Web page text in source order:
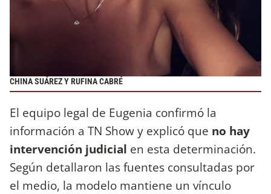
CHINA SUÁREZ Y RUFINA CABRÉ
El equipo legal de Eugenia confirmó la
información a TN Show y explicó que no hay
intervención judicial en esta determinación.
Según detallaron las fuentes consultadas por
el medio, la modelo mantiene un vínculo